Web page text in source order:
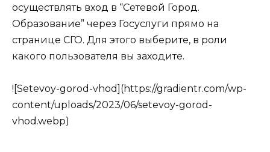
осуществлять вход в “Сетевой Город.
Образование” через Госуслуги прямо на
странице СГО. Для этого выберите, в роли
какого пользователя вы заходите.
![Setevoy-gorod-vhod](https://gradientr.com/wp-
content/uploads/2023/06/setevoy-gorod-
vhod.webp)